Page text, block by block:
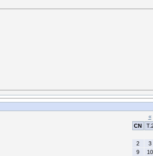
«
CN
2
3
9
10